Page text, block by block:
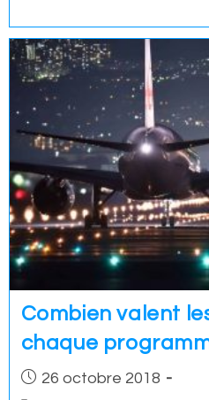
Combien valent
chaque
Post26 octobre 2018